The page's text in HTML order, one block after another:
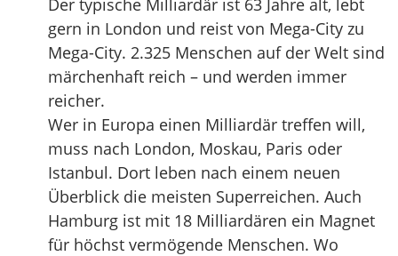
Der typische Milliardär ist 63 Jahre alt, lebt
gern in London und reist von Mega-City zu
Mega-City. 2.325 Menschen auf der Welt sind
märchenhaft reich – und werden immer
reicher.
Wer in Europa einen Milliardär treffen will,
muss nach London, Moskau, Paris oder
Istanbul. Dort leben nach einem neuen
Überblick die meisten Superreichen. Auch
Hamburg ist mit 18 Milliardären ein Magnet
für höchst vermögende Menschen. Wo